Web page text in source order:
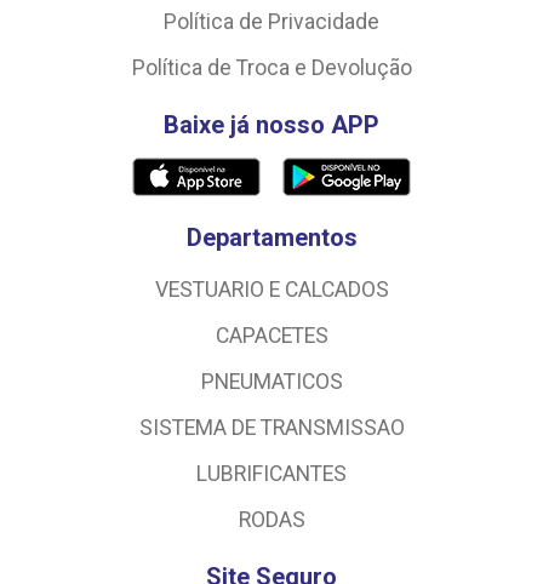
Política de Privacidade
Política de Troca e Devolução
Baixe já nosso APP
Departamentos
VESTUARIO E CALCADOS
CAPACETES
PNEUMATICOS
SISTEMA DE TRANSMISSAO
LUBRIFICANTES
RODAS
Site Seguro